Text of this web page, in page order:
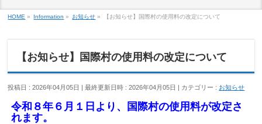
HOME » Information » お知らせ » 【お知らせ】国際村の使用料の改定について
【お知らせ】国際村の使用料の改定について
投稿日 : 2026年04月05日 最終更新日時 : 2026年04月05日 カテゴリー : お知らせ
令和８年６月１日より、国際村の使用料が改定さ
れます。